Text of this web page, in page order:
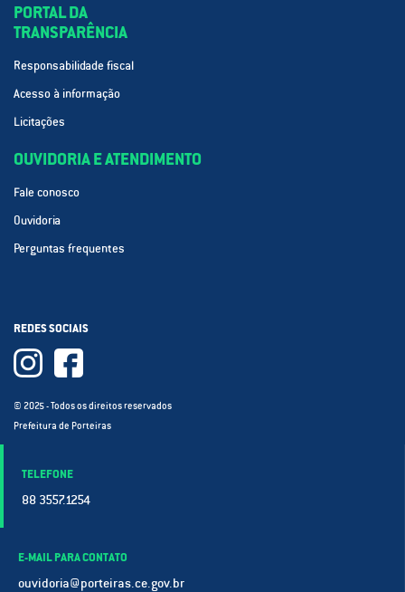
PORTAL DA
TRANSPARÊNCIA
Responsabilidade fiscal
Acesso à informação
Licitações
OUVIDORIA E ATENDIMENTO
Fale conosco
Ouvidoria
Perguntas frequentes
REDES SOCIAIS
© 2025 - Todos os direitos reservados
Prefeitura de Porteiras
TELEFONE
88 3557.1254
E-MAIL PARA CONTATO
ouvidoria@porteiras.ce.gov.br